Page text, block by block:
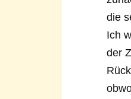
die
Ich
der